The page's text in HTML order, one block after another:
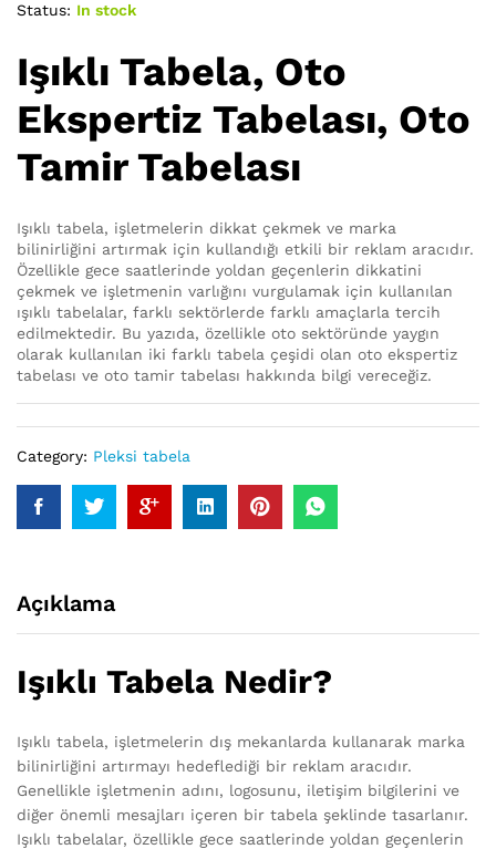
Status: In stock
Işıklı Tabela, Oto
Ekspertiz Tabelası, Oto
Tamir Tabelası
Işıklı tabela, işletmelerin dikkat çekmek ve marka
bilinirliğini artırmak için kullandığı etkili bir reklam aracıdır.
Özellikle gece saatlerinde yoldan geçenlerin dikkatini
çekmek ve işletmenin varlığını vurgulamak için kullanılan
ışıklı tabelalar, farklı sektörlerde farklı amaçlarla tercih
edilmektedir. Bu yazıda, özellikle oto sektöründe yaygın
olarak kullanılan iki farklı tabela çeşidi olan oto ekspertiz
tabelası ve oto tamir tabelası hakkında bilgi vereceğiz.
Category: Pleksi tabela
Açıklama
Işıklı Tabela Nedir?
Işıklı tabela, işletmelerin dış mekanlarda kullanarak marka
bilinirliğini artırmayı hedeflediği bir reklam aracıdır.
Genellikle işletmenin adını, logosunu, iletişim bilgilerini ve
diğer önemli mesajları içeren bir tabela şeklinde tasarlanır.
Işıklı tabelalar, özellikle gece saatlerinde yoldan geçenlerin